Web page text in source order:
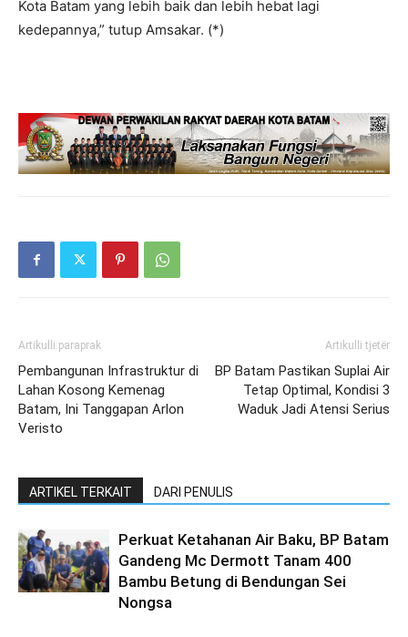
Kota Batam yang lebih baik dan lebih hebat lagi
kedepannya,” tutup Amsakar. (*)
Artikulli paraprak
Pembangunan Infrastruktur di
Lahan Kosong Kemenag
Batam, Ini Tanggapan Arlon
Veristo
Artikulli tjetër
BP Batam Pastikan Suplai Air
Tetap Optimal, Kondisi 3
Waduk Jadi Atensi Serius
ARTIKEL TERKAIT DARI PENULIS
Perkuat Ketahanan Air Baku, BP Batam
Gandeng Mc Dermott Tanam 400
Bambu Betung di Bendungan Sei
Nongsa